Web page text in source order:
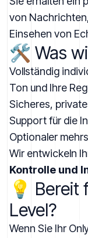
von
Einsehen von
🛠️ Was
Vollständig
Ton und Ihre
Sicheres,
Support für die
Optionaler
Wir entwickeln
Kontrolle und
💡 Bereit
Level?
Wenn Sie Ihr